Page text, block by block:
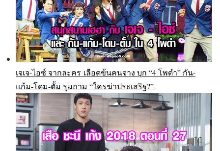
เจเจ-ไอซ์ จากละคร เลือดข้นคนจาง บุก “4 โพดำ” กัน-
แก้ม-โดม-ตั้ม รุมถาม “ใครฆ่าประเสริฐ?”